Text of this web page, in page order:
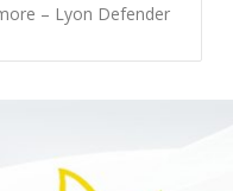
– Lyon Defender